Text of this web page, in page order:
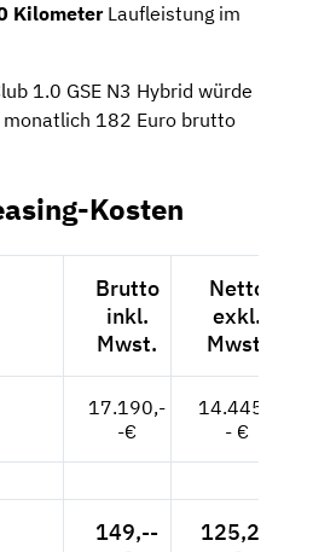
KilometerLaufleistung im
1.0 GSE N3 Hybrid würde
182 Euro brutto
Kosten
Brutto
inkl.
Mwst.
Netto
exkl.
Mwst.
17.190,-
-€
14.445,-
- €
149,--
125,21